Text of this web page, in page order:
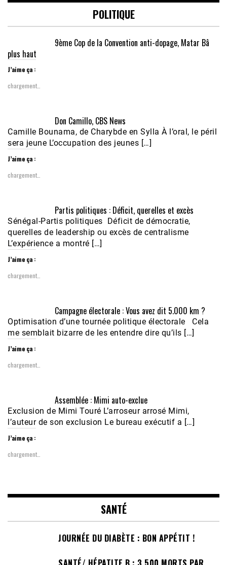
POLITIQUE
9ème Cop de la Convention anti-dopage, Matar Bâ
plus haut
J’aime ça :
chargement…
Don Camillo, CBS News
Camille Bounama, de Charybde en Sylla À l’oral, le péril
sera jeune L’occupation des jeunes […]
J’aime ça :
chargement…
Partis politiques : Déficit, querelles et excès
Sénégal-Partis politiques Déficit de démocratie,
querelles de leadership ou excès de centralisme
L’expérience a montré […]
J’aime ça :
chargement…
Campagne électorale : Vous avez dit 5.000 km ?
Optimisation d’une tournée politique électorale Cela
me semblait bizarre de les entendre dire qu’ils […]
J’aime ça :
chargement…
Assemblée : Mimi auto-exclue
Exclusion de Mimi Touré L’arroseur arrosé Mimi,
l’auteur de son exclusion Le bureau exécutif a […]
J’aime ça :
chargement…
SANTÉ
JOURNÉE DU DIABÈTE : BON APPÉTIT !